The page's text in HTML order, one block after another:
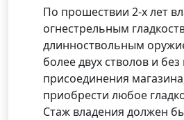
По прошествии 2-х лет
огнестрельным
длинноствольным
более двух стволов и
присоединения
приобрести любое
Стаж владения должен